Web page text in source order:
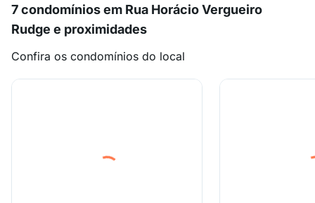
7 condomínios em Rua Horácio Vergueiro
Rudge e proximidades
Confira os condomínios do local